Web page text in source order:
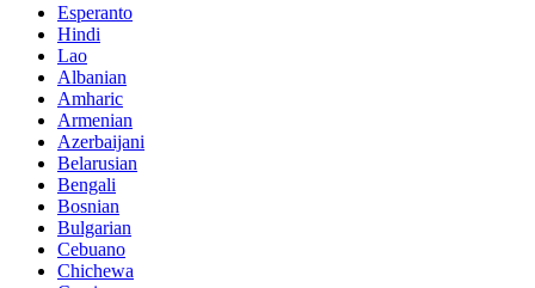
Esperanto
Hindi
Lao
Albanian
Amharic
Armenian
Azerbaijani
Belarusian
Bengali
Bosnian
Bulgarian
Cebuano
Chichewa